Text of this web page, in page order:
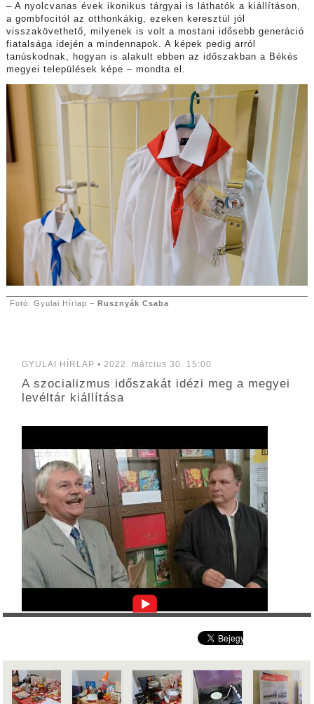
– A nyolcvanas évek ikonikus tárgyai is láthatók a kiállításon,
a gombfocitól az otthonkákig, ezeken keresztül jól
visszakövethető, milyenek is volt a mostani idősebb generáció
fiatalsága idején a mindennapok. A képek pedig arról
tanúskodnak, hogyan is alakult ebben az időszakban a Békés
megyei települések képe – mondta el.
Fotó: Gyulai Hírlap – Rusznyák Csaba
GYULAI HÍRLAP • 2022. március 30. 15:00
A szocializmus időszakát idézi meg a megyei
levéltár kiállítása